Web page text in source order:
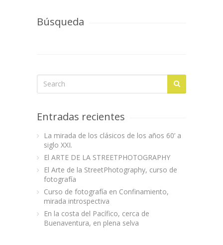
Búsqueda
Entradas recientes
La mirada de los clásicos de los años 60’ a
siglo XXI.
El ARTE DE LA STREETPHOTOGRAPHY
El Arte de la StreetPhotography, curso de
fotografía
Curso de fotografía en Confinamiento,
mirada introspectiva
En la costa del Pacífico, cerca de
Buenaventura, en plena selva